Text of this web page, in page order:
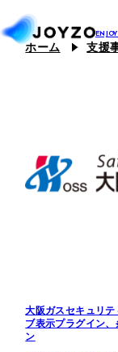
カスタム
連携プラ
スキル39
ホーム 支援
大阪ガスセキュリ
ブ表示プラグイン
ン